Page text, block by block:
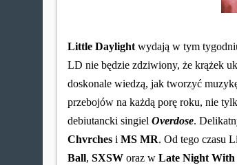
Little Daylight wydają w tym
LD nie będzie zdziwiony, że krążek
doskonale wiedzą, jak tworzyć
przebojów na każdą porę roku, nie
debiutancki singiel Overdose.
Chvrches i MS MR. Od tego czasu
Ball, SXSW oraz w Late Night With